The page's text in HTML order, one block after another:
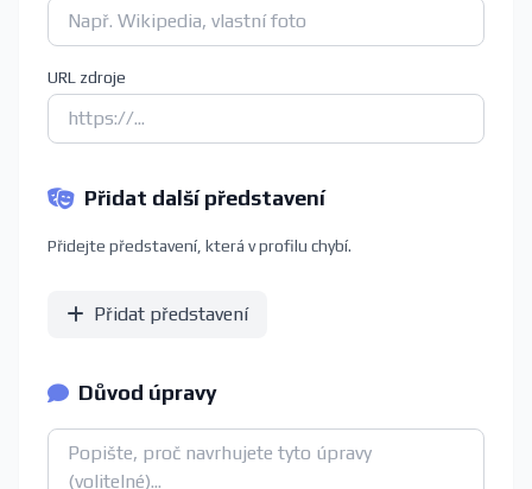
URL zdroje
Přidat další představení
Přidejte představení, která v profilu chybí.
Přidat představení
Důvod úpravy